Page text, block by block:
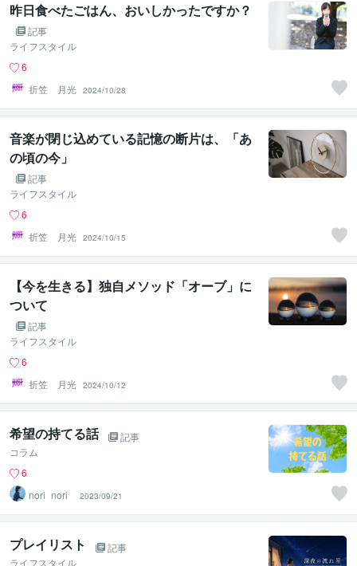
昨日食べたごはん、おいしかったですか？
記事
ライフスタイル
6
折笠 月光 2024/10/28
音楽が閉じ込めている記憶の断片は、「あ
の頃の今」
記事
ライフスタイル
6
折笠 月光 2024/10/15
【今を生きる】独自メソッド「オーブ」に
ついて
記事
ライフスタイル
6
折笠 月光 2024/10/12
希望の持てる話
記事
コラム
6
nori_nori_
2023/09/21
プレイリスト
記事
ライフスタイル